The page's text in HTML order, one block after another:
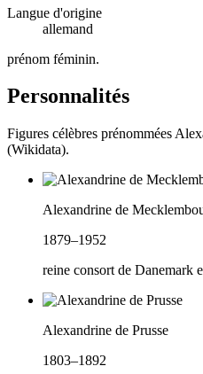
Langue d'origine
allemand
prénom féminin.
Personnalités
Figures célèbres prénommées
(Wikidata).
Alexandrine de
1879–1952
reine consort de Danemark
Alexandrine de Prusse
1803–1892